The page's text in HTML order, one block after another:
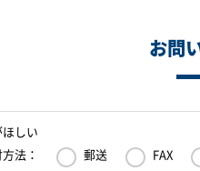
お問
しい
法： 郵送 FAX